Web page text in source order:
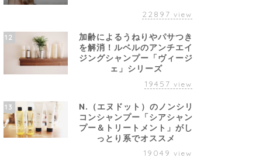
22897 view
12
加齢によるうねりやパサつき
を解消！ルベルのアンチエイ
ジングシャンプー「ヴィージ
ェ」シリーズ
19457 view
13
N.（エヌドット）のノンシリ
コンシャンプー「シアシャン
プー＆トリートメント」がし
っとり系でオススメ
19049 view